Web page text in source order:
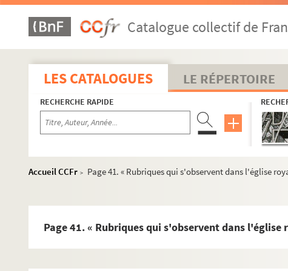
Catalogue collectif de
LES CATALOGUES LE RÉPERTOIRE
RECHERCHE RAPIDE
Accueil CCFr >
Page 41. « Rubriques qui s'observent dans l'église
Page 41. « Rubriques qui s'observent dans l'église
2558. « Passio sancti Sidronii martyris »
2559. Recueil de pièces concernant quelques personnages
2560. « Epistola Prudentii, episcopi Tricassini, ad Hincmarum
2561. Lettres de Charles VII aux bailli et prévôt de Troyes,
2562. Notes d'art concernant la ville de Troyes
2563. Notes sur la vicomté et les vicomtes de Troyes
2564. « Remonstrance à M. (Jean) de Morvillier sur le fait de
2566. Rapport au préfet de l'Aube sur l'épidémie de fièvre
2569. Pièces relatives aux tailles et à l'église de Troyes